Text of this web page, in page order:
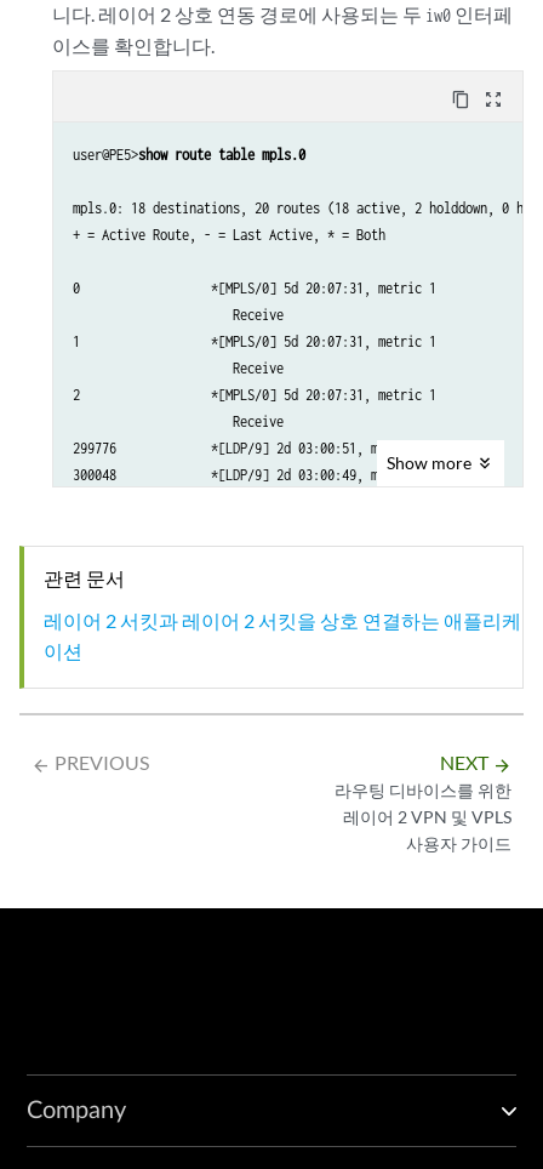
니다. 레이어 2 상호 연동 경로에 사용되는 두 iw0 인터페
이스를 확인합니다.
content_copy zoom_out_map
user@PE5>show route table mpls.0
mpls.0: 18 destinations, 20 routes (18 active, 2 holddown, 0
+ = Active Route, - = Last Active, * = Both
0                  *[MPLS/0] 5d 20:07:31, metric 1
                      Receive
1                  *[MPLS/0] 5d 20:07:31, metric 1
                      Receive
2                  *[MPLS/0] 5d 20:07:31, metric 1
                      Receive
299776             *[LDP/9] 2d 03:00:51, metric 1
300048             *[LDP/9] 2d 03:00:49, metric 1
300192             *[L2IW/6] 19:11:05, metric2 1
                    [L2CKT/7] 20:08:36
                    > via iw0.0, Pop
800258             *[L2VPN/7] 19:16:31
                    > via ge-2/0/0.0, Pop       Offset: 4
> to 10.10.6.1 via xe-0/1/0.0, Push 800000
20:08:36, metric2 1
                    > to 10.10.3.1 via xe-1/1/0.0, Push
301328
19:11:05, metric2 1
Show more
관련 문서
레이어 2 서킷과 레이어 2 서킷을 상호 연결하는 애플리케
이션
arrow_backward PREVIOUS NEXT arrow_forward
라우팅 디바이스를 위한
레이어 2 VPN 및 VPLS
사용자 가이드
Company